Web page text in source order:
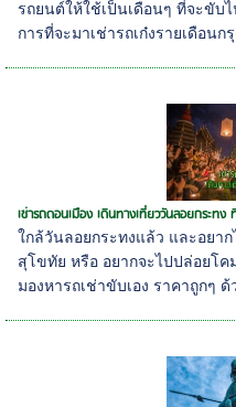
รถยนต์ให้ใช้เป็นเดือนๆ ที่จะขับ
การที่จะมาเช่ารถเก๋งรายเดือนก
เช่ารถดอนเมือง เดินทางเที่ยววันลอยกระทง
ใกล้วันลอยกระทงแล้ว และอยา
สุโขทัย หรือ อยากจะไปปล่อยโค
มองหารถเช่าขับเอง ราคาถูกๆ